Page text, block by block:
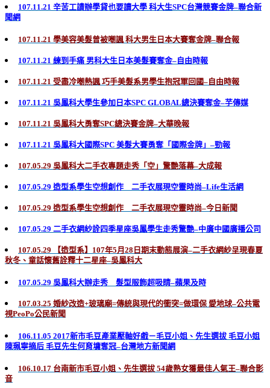
107.11.21 辛苦工謮辦學貸也要讀大學 科大生SPC台灣競賽金牌–聯合新
聞網
107.11.21 學美容美髮曾被嘲諷 科大男生日本大賽奪金牌–聯合報
107.11.21 練到手痛 男科大生日本美髮賽奪金–自由時報
107.11.21 受盡冷嘲熱諷 巧手美髮系男學生抱冠軍回國–自由時報
107.11.21 吳鳳科大學生參加日本SPC GLOBAL總決賽奪金–芋傳媒
107.11.21 吳鳳科大勇奪SPC總決賽金牌–大華晚報
107.11.21 吳鳳科大國際SPC 美髮大賽勇奪「國際金牌」–勁報
107.05.29 吳鳳科大二手衣專題走秀「空」驚艷落幕–大成報
107.05.29 造型系學生空想創作 二手衣展現空靈時尚–Life生活網
107.05.29 造型系學生空想創作 二手衣展現空靈時尚–今日新聞
107.05.29 二手衣網紗詮四季星座吳鳳學生走秀驚艷–中廣中國廣播公司
107.05.29 【造型系】107年5月28日期末動態展演–二手衣網紗呈現春夏
秋冬、童話懷舊詮釋十二星座–吳鳳科大
107.05.29 吳鳳科大辦走秀 髮型服飾超吸睛–蘋果及時
107.03.25 婚紗改造+玻璃廟=傳統與現代的衝突=做環保 愛地球–公共電
視PeoPo公民新聞
106.11.05 2017新市毛豆產業壓軸好戲－毛豆小姐、先生選拔 毛豆小姐
陳珮寧摘后 毛豆先生何育墉奪冠–台灣地方新聞網
106.10.17 台南新市毛豆小姐、先生選拔 54歲熟女獲最佳人氣王–聯合影
音